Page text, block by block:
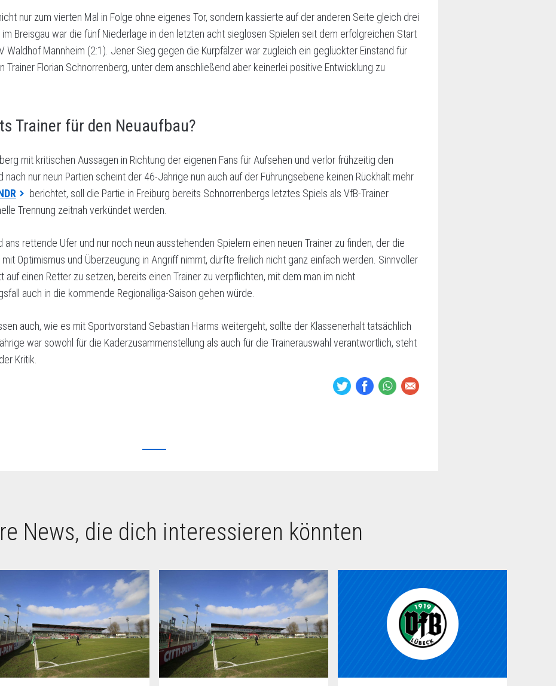
nur zum vierten Mal in Folge ohne eigenes Tor, sondern kassierte auf der anderen Seite gleich drei
Breisgau war die fünf Niederlage in den letzten acht sieglosen Spielen seit dem erfolgreichen Start
Waldhof Mannheim (2:1). Jener Sieg gegen die Kurpfälzer war zugleich ein geglückter Einstand für
Trainer Florian Schnorrenberg, unter dem anschließend aber keinerlei positive Entwicklung zu
Trainer für den Neuaufbau?
mit kritischen Aussagen in Richtung der eigenen Fans für Aufsehen und verlor frühzeitig den
nach nur neun Partien scheint der 46-Jährige nun auch auf der Führungsebene keinen Rückhalt mehr
berichtet, soll die Partie in Freiburg bereits Schnorrenbergs letztes Spiels als VfB-Trainer
Trennung zeitnah verkündet werden.
ans rettende Ufer und nur noch neun ausstehenden Spielern einen neuen Trainer zu finden, der die
Optimismus und Überzeugung in Angriff nimmt, dürfte freilich nicht ganz einfach werden. Sinnvoller
auf einen Retter zu setzen, bereits einen Trainer zu verpflichten, mit dem man im nicht
auch in die kommende Regionalliga-Saison gehen würde.
auch, wie es mit Sportvorstand Sebastian Harms weitergeht, sollte der Klassenerhalt tatsächlich
war sowohl für die Kaderzusammenstellung als auch für die Trainerauswahl verantwortlich, steht
Kritik.
News, die dich interessieren könnten